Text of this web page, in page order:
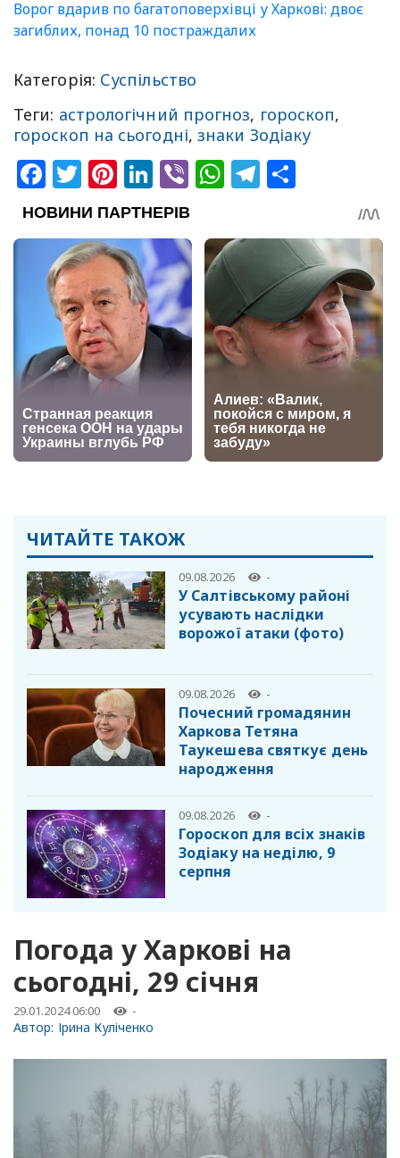
Ворог вдарив по багатоповерхівці у Харкові: двоє
загиблих, понад 10 постраждалих
Категорія: Суспільство
Теги: астрологічний прогноз, гороскоп,
гороскоп на сьогодні, знаки Зодіаку
Facebook
Twitter
Pinterest
LinkedIn
ViberWhatsApp
Telegram
ЧИТАЙТЕ ТАКОЖ
09.08.2026 -
У Салтівському районі
усувають наслідки
ворожої атаки (фото)
09.08.2026 -
Почесний громадянин
Харкова Тетяна
Таукешева святкує день
народження
09.08.2026 -
Гороскоп для всіх знаків
Зодіаку на неділю, 9
серпня
Погода у Харкові на
сьогодні, 29 січня
29.01.2024 06:00 -
Автор: Ірина Куліченко